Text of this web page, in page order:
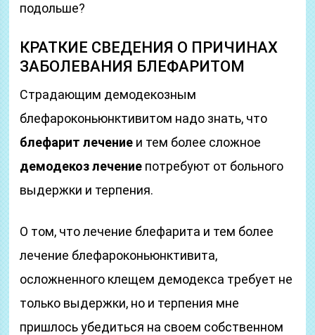
подольше?
КРАТКИЕ СВЕДЕНИЯ О ПРИЧИНАХ
ЗАБОЛЕВАНИЯ БЛЕФАРИТОМ
Страдающим демодекозным
блефароконьюнктивитом надо знать, что
блефарит лечение и тем более сложное
демодекоз лечение потребуют от больного
выдержки и терпения.
О том, что лечение блефарита и тем более
лечение блефароконьюнктивита,
осложненного клещем демодекса требует не
только выдержки, но и терпения мне
пришлось убедиться на своем собственном